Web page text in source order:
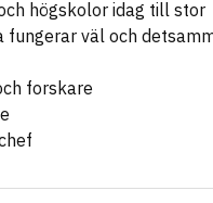
högskolor idag till stor
väl och
forskare